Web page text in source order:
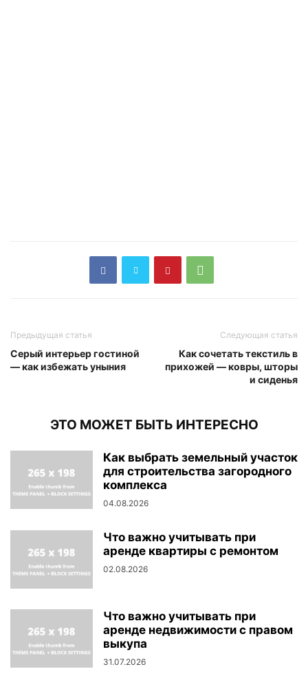
Предыдущая статья
Серый интерьер гостиной
— как избежать уныния
Следующая статья
Как сочетать текстиль в
прихожей — ковры, шторы
и сиденья
ЭТО МОЖЕТ БЫТЬ ИНТЕРЕСНО
Как выбрать земельный участок
для строительства загородного
комплекса
04.08.2026
Что важно учитывать при
аренде квартиры с ремонтом
02.08.2026
Что важно учитывать при
аренде недвижимости с правом
выкупа
31.07.2026